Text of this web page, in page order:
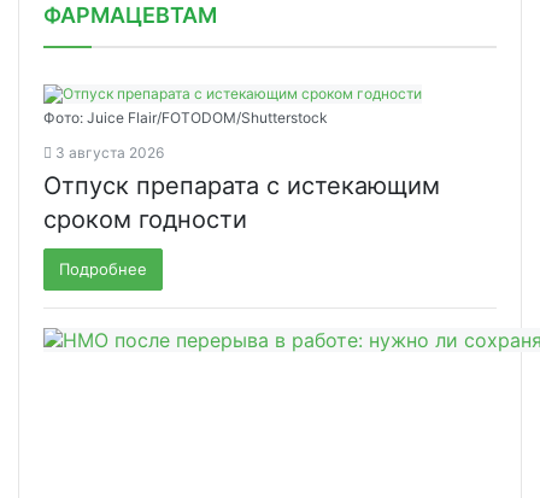
ФАРМАЦЕВТАМ
Фото: Juice Flair/FOTODOM/Shutterstoсk
3 августа 2026
Отпуск препарата с истекающим
сроком годности
Подробнее